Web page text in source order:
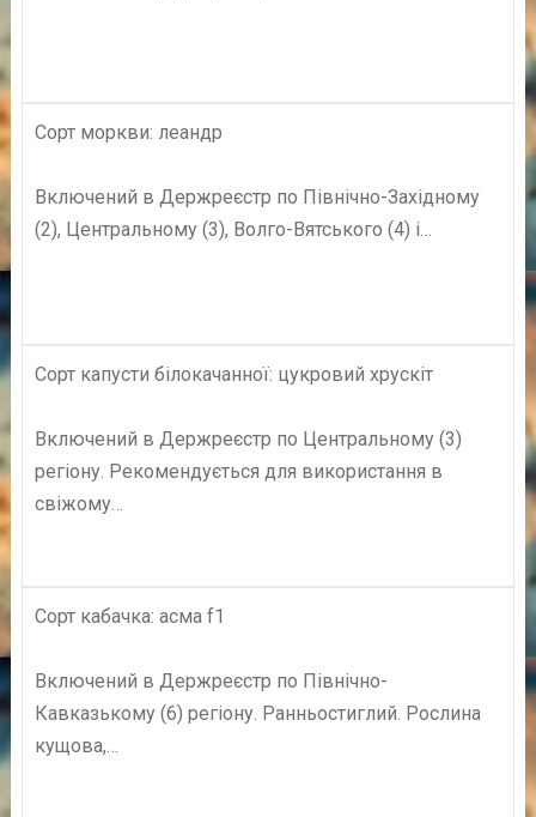
Сорт моркви: леандр
Включений в Держреєстр по Північно-Західному
(2), Центральному (3), Волго-Вятського (4) і…
Сорт капусти білокачанної: цукровий хрускіт
Включений в Держреєстр по Центральному (3)
регіону. Рекомендується для використання в
свіжому…
Сорт кабачка: асма f1
Включений в Держреєстр по Північно-
Кавказькому (6) регіону. Ранньостиглий. Рослина
кущова,…